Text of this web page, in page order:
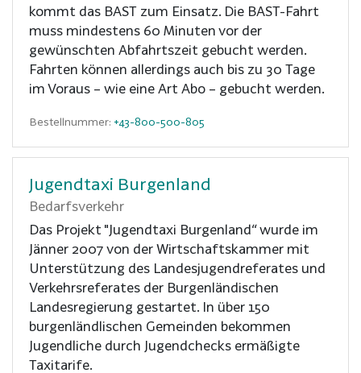
kommt das BAST zum Einsatz. Die BAST-Fahrt
muss mindestens 60 Minuten vor der
gewünschten Abfahrtszeit gebucht werden.
Fahrten können allerdings auch bis zu 30 Tage
im Voraus – wie eine Art Abo – gebucht werden.
Bestellnummer: +43-800-500-805
Jugendtaxi Burgenland
Bedarfsverkehr
Das Projekt "Jugendtaxi Burgenland“ wurde im
Jänner 2007 von der Wirtschaftskammer mit
Unterstützung des Landesjugendreferates und
Verkehrsreferates der Burgenländischen
Landesregierung gestartet. In über 150
burgenländlischen Gemeinden bekommen
Jugendliche durch Jugendchecks ermäßigte
Taxitarife.